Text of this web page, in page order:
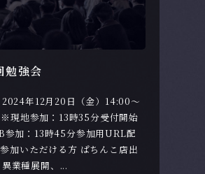
勉強会
2024年12月20日（金）14:00～
現地参加：13時35分受付開始
加：13時45分参加用URL配
加いただける方 ぱちんこ店出
業種展開、...